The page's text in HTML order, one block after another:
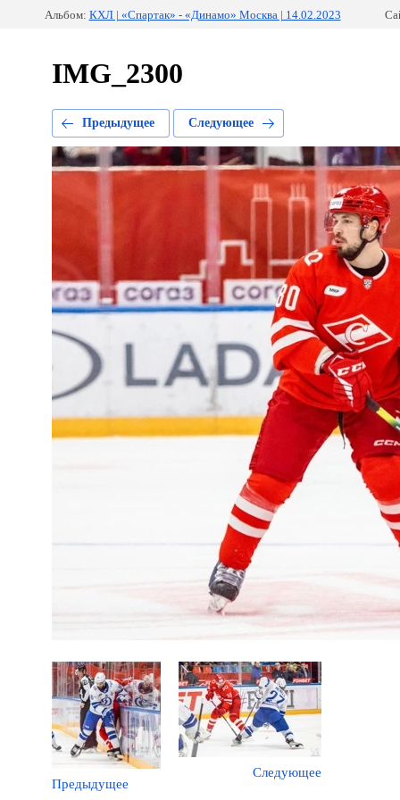
Альбом: КХЛ | «Спартак» - «Динамо» Москва | 14.02.2023
IMG_2300
Предыдущее Следующее
Предыдущее
Следующее